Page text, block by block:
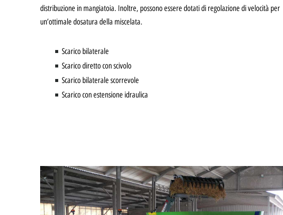
distribuzione in mangiatoia. Inoltre, possono essere dotati di regolazione di velocità per
un’ottimale dosatura della miscelata.
Scarico bilaterale
Scarico diretto con scivolo
Scarico bilaterale scorrevole
Scarico con estensione idraulica